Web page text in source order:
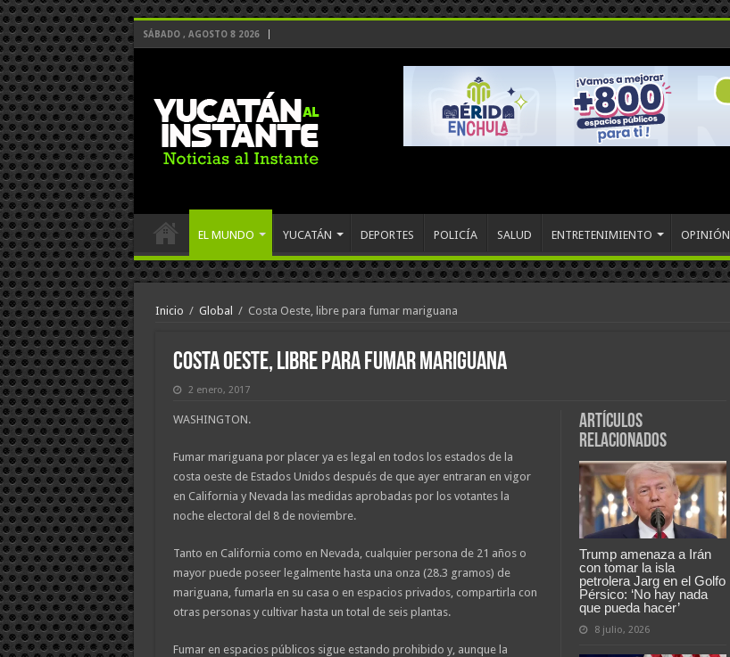
SÁBADO , AGOSTO 8 2026
EL MUNDO YUCATÁN DEPORTES POLICÍA SALUD ENTRETENIMIENTO OPINIÓN
Inicio / Global / Costa Oeste, libre para fumar mariguana
Costa Oeste, libre para fumar mariguana
2 enero, 2017
Artículos
relacionados
Trump amenaza a Irán
con tomar la isla
petrolera Jarg en el Golfo
Pérsico: ‘No hay nada
que pueda hacer’
8 julio, 2026
WASHINGTON.
Fumar mariguana por placer ya es legal en todos los estados de la
costa oeste de Estados Unidos después de que ayer entraran en vigor
en California y Nevada las medidas aprobadas por los votantes la
noche electoral del 8 de noviembre.
Tanto en California como en Nevada, cualquier persona de 21 años o
mayor puede poseer legalmente hasta una onza (28.3 gramos) de
mariguana, fumarla en su casa o en espacios privados, compartirla con
otras personas y cultivar hasta un total de seis plantas.
Fumar en espacios públicos sigue estando prohibido y, aunque la